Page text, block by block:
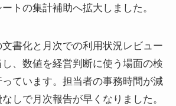
トの集計補助へ拡大しました。
書化と月次での利用状況レビュー
、数値を経営判断に使う場面の検
ています。担当者の事務時間が減
しで月次報告が早くなりました。